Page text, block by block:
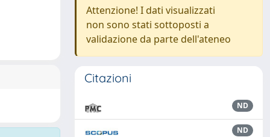
Attenzione! I dati visualizzati
non sono stati sottoposti a
validazione da parte dell'ateneo
Citazioni
ND
ND